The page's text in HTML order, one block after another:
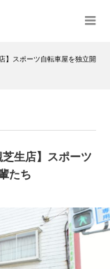
】スポーツ自転車屋を独立開
生店】スポーツ
たち